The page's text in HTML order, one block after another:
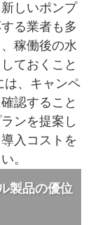
しいポンプ
る業者も多
稼働後の水
ておくこと
は、キャンペ
認すること
ンを提案し
入コストを
。
製品の優位